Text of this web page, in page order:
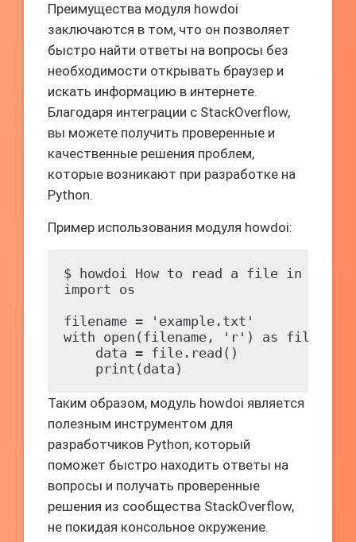
Преимущества модуля howdoi
заключаются в том, что он позволяет
быстро найти ответы на вопросы без
необходимости открывать браузер и
искать информацию в интернете.
Благодаря интеграции с StackOverflow,
вы можете получить проверенные и
качественные решения проблем,
которые возникают при разработке на
Python.
Пример использования модуля howdoi:
$ howdoi How to read a file in
import os
filename = 'example.txt'
with open(filename, 'r') as file:
    data = file.read()
Таким образом, модуль howdoi является
полезным инструментом для
разработчиков Python, который
поможет быстро находить ответы на
вопросы и получать проверенные
решения из сообщества StackOverflow,
не покидая консольное окружение.